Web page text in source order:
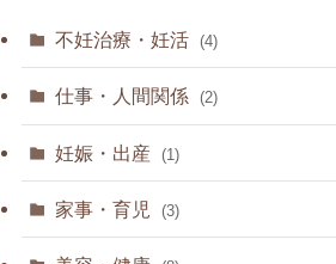
不妊治療・妊活 (4)
仕事・人間関係 (2)
妊娠・出産 (1)
家事・育児 (3)